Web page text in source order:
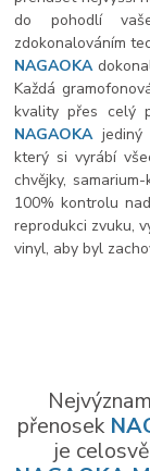
do pohodlí
zdokonalováním
NAGAOKA
Každá
kvality přes celý
NAGAOKAjediný
který si vyrábí
chvějky,
100% kontrolu
reprodukci zvuku,
vinyl, aby byl
přenosek
je